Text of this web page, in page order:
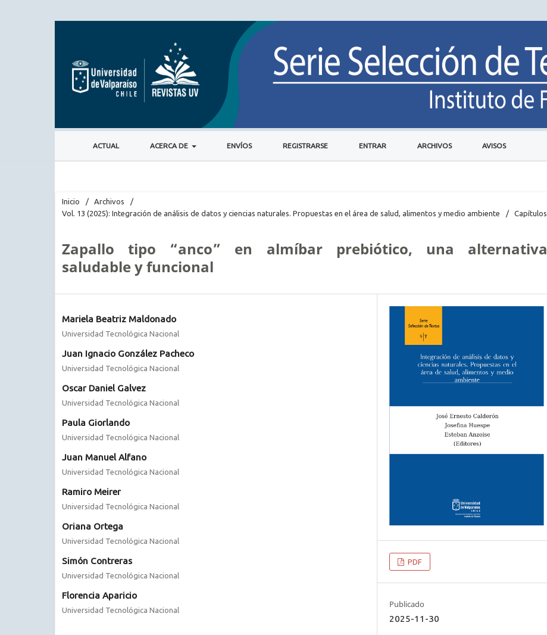
ACTUAL ACERCA DE ENVÍOS REGISTRARSE ENTRAR ARCHIVOS AVISOS
Inicio / Archivos
/
Vol. 13 (2025): Integración de análisis de datos y ciencias naturales. Propuestas en el área de salud, alimentos y medio ambiente
/ Capítulos
Zapallo tipo “anco” en almíbar prebiótico, una alternativa
saludable y funcional
Mariela Beatriz Maldonado
Universidad Tecnológica Nacional
Juan Ignacio González Pacheco
Universidad Tecnológica Nacional
Oscar Daniel Galvez
Universidad Tecnológica Nacional
Paula Giorlando
Universidad Tecnológica Nacional
Juan Manuel Alfano
Universidad Tecnológica Nacional
Ramiro Meirer
Universidad Tecnológica Nacional
Oriana Ortega
Universidad Tecnológica Nacional
Simón Contreras
Universidad Tecnológica Nacional
Florencia Aparicio
Universidad Tecnológica Nacional
PDF
Publicado
2025-11-30